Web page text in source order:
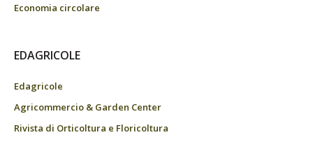
Economia circolare
EDAGRICOLE
Edagricole
Agricommercio & Garden Center
Rivista di Orticoltura e Floricoltura